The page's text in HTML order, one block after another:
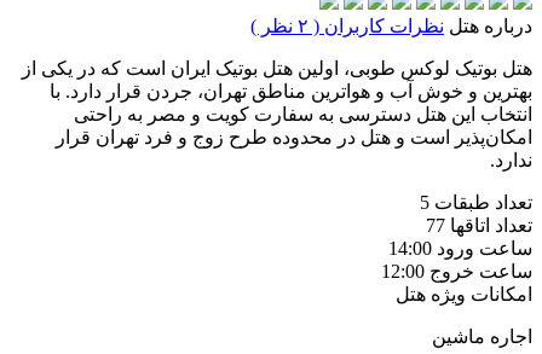
درباره هتل نظرات کاربران ( ۲ نظر )
هتل بوتیک لوکس طوبی، اولین هتل بوتیک ایران است که در یکی از
بهترین و خوش‌ آب‌ و هوا‌ترین مناطق تهران، جردن قرار دارد. با
انتخاب این هتل دسترسی به سفارت کویت و مصر به راحتی
امکان‌پذیر است و هتل در محدوده طرح زوج و فرد تهران قرار
ندارد.
تعداد طبقات 5
تعداد اتاقها 77
ساعت ورود 14:00
ساعت خروج 12:00
امکانات ویژه هتل
اجاره ماشين